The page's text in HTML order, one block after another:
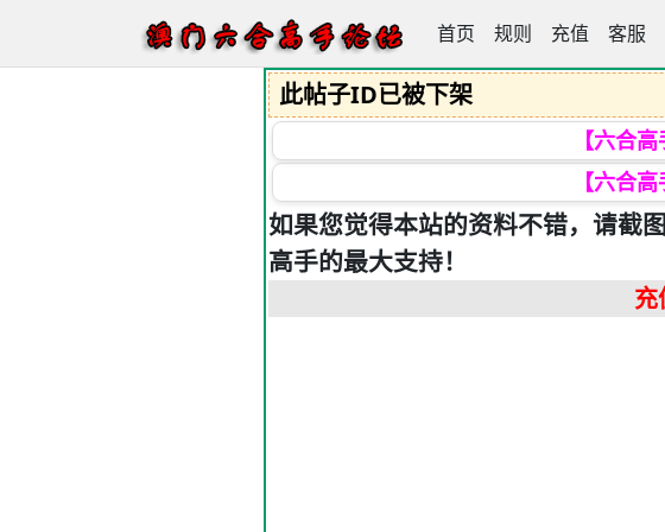
首页 规则 充值 客服
澳门六合高手论坛
此帖子ID已被下架
【六合高
【六合高
如果您觉得本站的资料不错，请截
高手的最大支持！
充